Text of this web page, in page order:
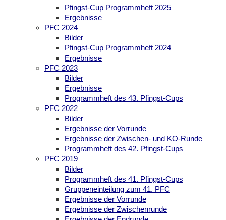
Pfingst-Cup Programmheft 2025
Ergebnisse
PFC 2024
Bilder
Pfingst-Cup Programmheft 2024
Ergebnisse
PFC 2023
Bilder
Ergebnisse
Programmheft des 43. Pfingst-Cups
PFC 2022
Bilder
Ergebnisse der Vorrunde
Ergebnisse der Zwischen- und KO-Runde
Programmheft des 42. Pfingst-Cups
PFC 2019
Bilder
Programmheft des 41. Pfingst-Cups
Gruppeneinteilung zum 41. PFC
Ergebnisse der Vorrunde
Ergebnisse der Zwischenrunde